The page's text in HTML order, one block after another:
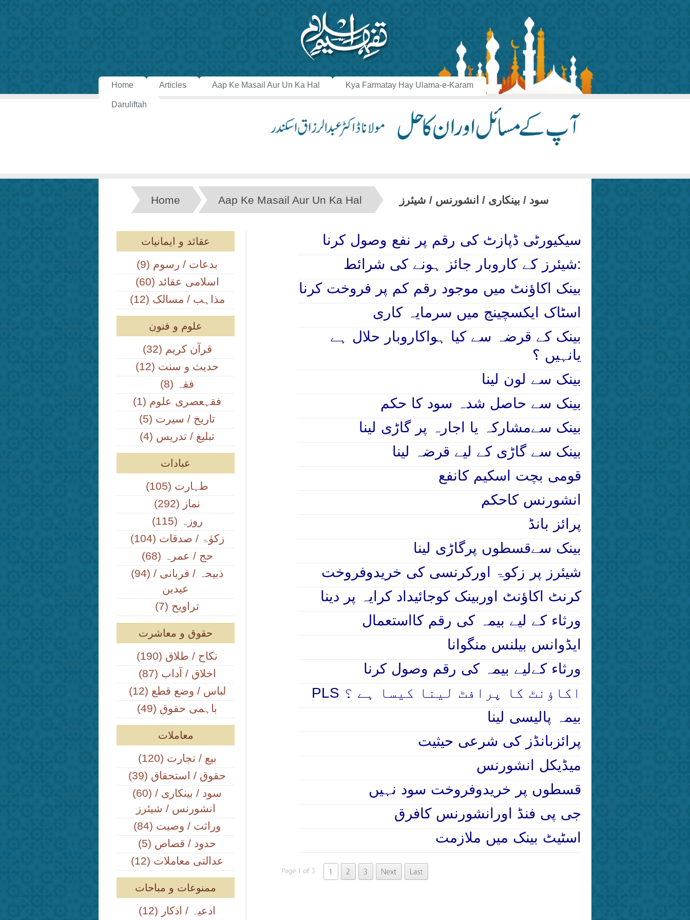
Home Articles Aap Ke Masail Aur Un Ka Hal Kya Farmatay Hay Ulama-e-Karam
Daruliftah
Home Aap Ke Masail Aur Un Ka Hal سود / بینکاری / انشورنس / شیئرز
سیکیورٹی ڈپازٹ کی رقم پر نفع وصول کرنا
شیئرز کے کاروبار جائز ہونے کی شرائط:
بینک اکاؤنٹ میں موجود رقم کم پر فروخت کرنا
اسٹاک ایکسچینج میں سرمایہ کاری
بینک کے قرضہ سے کیا ہواکاروبار حلال ہے
یانہیں ؟
بینک سے لون لینا
بینک سے حاصل شدہ سود کا حکم
بینک سےمشارکہ یا اجارہ پر گاڑی لینا
بینک سے گاڑی کے لیے قرضہ لینا
قومی بچت اسکیم کانفع
انشورنس کاحکم
پرائز بانڈ
بینک سےقسطوں پرگاڑی لینا
شیئرز پر زکوۃ اورکرنسی کی خریدوفروخت
کرنٹ اکاؤنٹ اوربینک کوجائیداد کرایہ پر دینا
ورثاء کے لیے بیمہ کی رقم کااستعمال
ایڈوانس بیلنس منگوانا
ورثاء کےلیے بیمہ کی رقم وصول کرنا
PLS اکاؤنٹ کا پرافٹ لینا کیسا ہے ؟
بیمہ پالیسی لینا
پرائزبانڈز کی شرعی حیثیت
میڈیکل انشورنس
قسطوں پر خریدوفروخت سود نہیں
جی پی فنڈ اورانشورنس کافرق
اسٹیٹ بینک میں ملازمت
عقائد و ایمانیات
(9) بدعات / رسوم
(60) اسلامی عقائد
(12) مذاہب / مسالک
علوم و فنون
(32) قرآن کریم
(12) حدیث و سنت
(8) فقہ
(1) فقہعصری علوم
(5) تاریخ / سیرت
(4) تبلیغ / تدریس
عبادات
(105) طہارت
(292) نماز
(115) روزہ
(104) زکوٰۃ / صدقات
(68) حج / عمرہ
(94) ذبیحہ / قربانی /
عیدین
(7) تراویح
حقوق و معاشرت
(190) نکاح / طلاق
(87) اخلاق / آداب
(12) لباس / وضع قطع
(49) باہمی حقوق
معاملات
(120) بیع / تجارت
(39) حقوق / استحقاق
(60) سود / بینکاری /
انشورنس / شیئرز
(84) وراثت / وصیت
(5) حدود / قصاص
(12) عدالتی معاملات
ممنوعات و مباحات
(12) ادعیہ / اذکار